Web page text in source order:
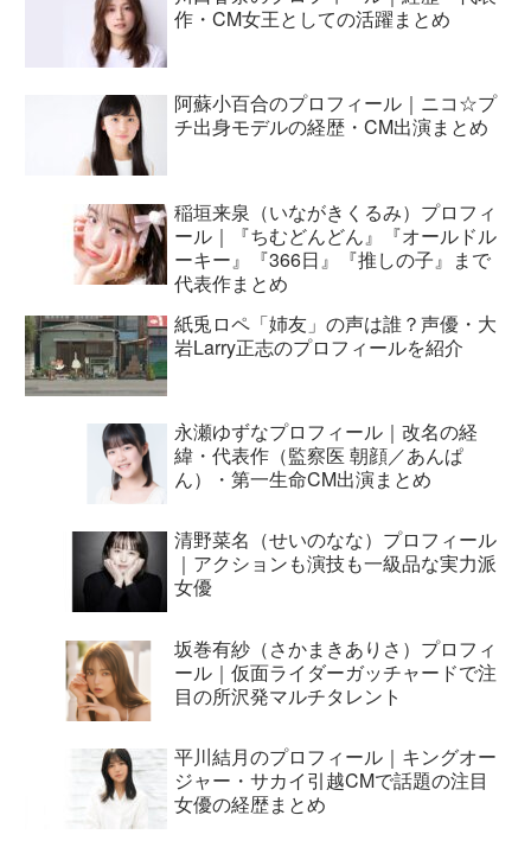
作・CM女王としての活躍まとめ
阿蘇小百合のプロフィール｜ニコ☆プ
チ出身モデルの経歴・CM出演まとめ
稲垣来泉（いながきくるみ）プロフィ
ール｜『ちむどんどん』『オールドル
ーキー』『366日』『推しの子』まで
代表作まとめ
紙兎ロペ「姉友」の声は誰？声優・大
岩Larry正志のプロフィールを紹介
永瀬ゆずなプロフィール｜改名の経
緯・代表作（監察医 朝顔／あんぱ
ん）・第一生命CM出演まとめ
清野菜名（せいのなな）プロフィール
｜アクションも演技も一級品な実力派
女優
坂巻有紗（さかまきありさ）プロフィ
ール｜仮面ライダーガッチャードで注
目の所沢発マルチタレント
平川結月のプロフィール｜キングオー
ジャー・サカイ引越CMで話題の注目
女優の経歴まとめ